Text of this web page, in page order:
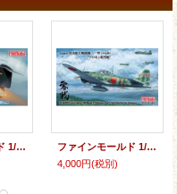
ファインモールド 1/72 ドイツ海軍 F-104G 戦闘機 “マリーネフリーガー”【プラモデル】
ファインモールド 1/48 帝国海軍 零式艦上戦闘機二一型 （中島製） “ソロモン航空戦”【プラモデル】
4,000円(税別)